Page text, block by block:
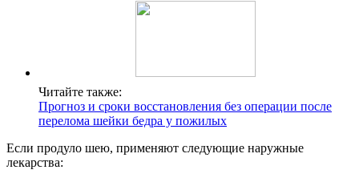
Читайте также:
Прогноз и сроки восстановления без операции после
перелома шейки бедра у пожилых
Если продуло шею, применяют следующие наружные
лекарства: